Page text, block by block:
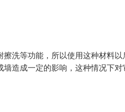
洗等功能，所以使用这种材料
造成一定的影响，这种情况下